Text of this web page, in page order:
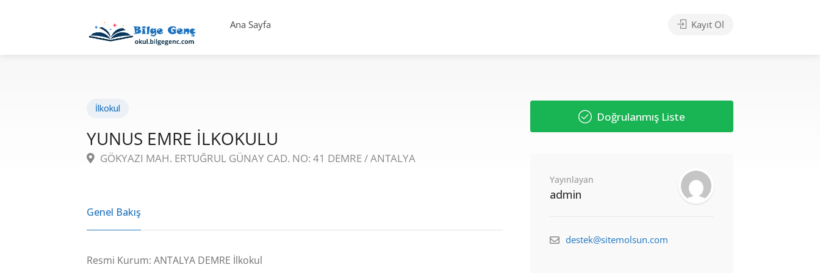
Ana Sayfa Kayıt Ol
İlkokul
YUNUS EMRE İLKOKULU
GÖKYAZI MAH. ERTUĞRUL GÜNAY CAD. NO: 41 DEMRE / ANTALYA
Genel Bakış
Resmi Kurum: ANTALYA DEMRE İlkokul
Doğrulanmış Liste
Yayınlayan
admin
destek@sitemolsun.com